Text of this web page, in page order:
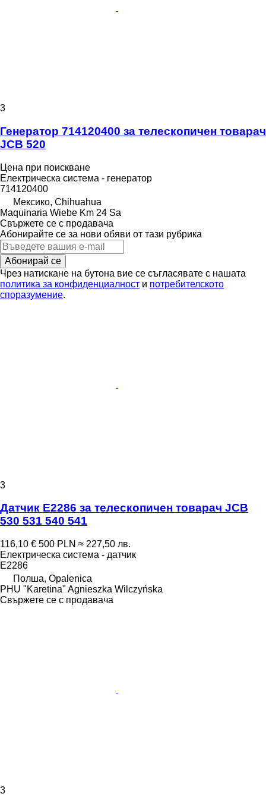
3
Генератор 714120400 за телескопичен товарач
JCB 520
Цена при поискване
Електрическа система - генератор
714120400
Мексико, Chihuahua
Maquinaria Wiebe Km 24 Sa
Свържете се с продавача
Абонирайте се за нови обяви от тази рубрика
Абонирай се
Чрез натискане на бутона вие се съгласявате с нашата
политика за конфиденциалност и потребителското
споразумение.
3
Датчик E2286 за телескопичен товарач JCB
530 531 540 541
116,10 € 500 PLN ≈ 227,50 лв.
Електрическа система - датчик
E2286
Полша, Opalenica
PHU "Karetina" Agnieszka Wilczyńska
Свържете се с продавача
3